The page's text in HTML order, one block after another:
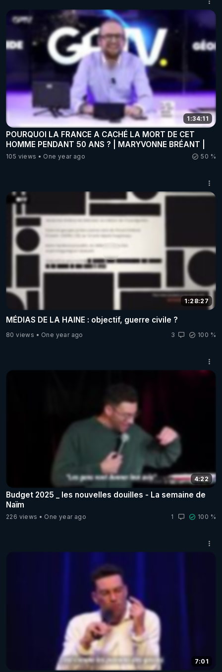
1:34:11
POURQUOI LA FRANCE A CACHÉ LA MORT DE CET
HOMME PENDANT 50 ANS ? | MARYVONNE BRÉANT |
105 views One year ago 50 %
1:28:27
MÉDIAS DE LA HAINE : objectif, guerre civile ?
80 views One year ago 3 100 %
4:22
Budget 2025 _ les nouvelles douilles - La semaine de
Naïm
226 views One year ago 1 100 %
7:01